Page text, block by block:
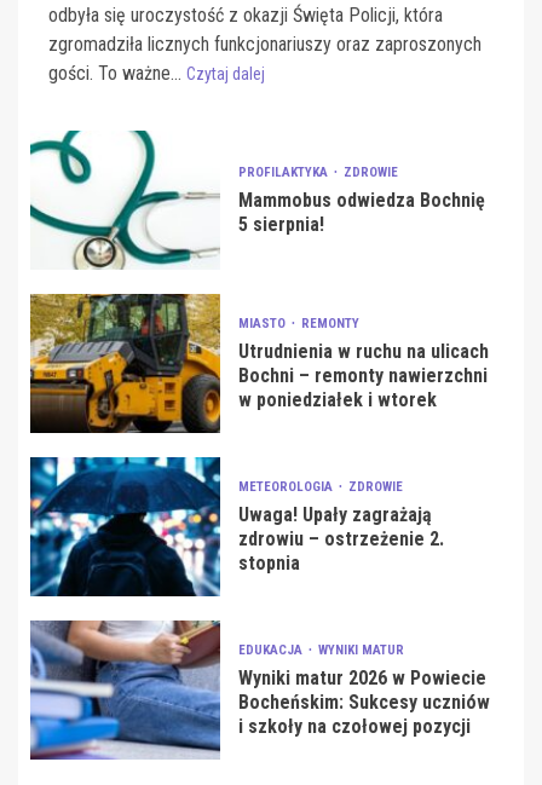
odbyła się uroczystość z okazji Święta Policji, która
zgromadziła licznych funkcjonariuszy oraz zaproszonych
gości. To ważne... Czytaj dalej
PROFILAKTYKA ZDROWIE
Mammobus odwiedza Bochnię
5 sierpnia!
MIASTO REMONTY
Utrudnienia w ruchu na ulicach
Bochni – remonty nawierzchni
w poniedziałek i wtorek
METEOROLOGIA ZDROWIE
Uwaga! Upały zagrażają
zdrowiu – ostrzeżenie 2.
stopnia
EDUKACJA WYNIKI MATUR
Wyniki matur 2026 w Powiecie
Bocheńskim: Sukcesy uczniów
i szkoły na czołowej pozycji